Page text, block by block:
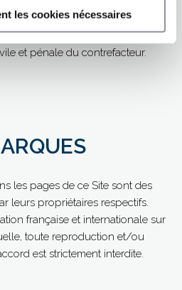
les cookies nécessaires
la Recherche, est illicite et
acte de contrefaçon engageant
et pénale du contrefacteur.
les pages de ce Site sont des
leurs propriétaires respectifs.
française et internationale sur
toute reproduction et/ou
est strictement interdite.